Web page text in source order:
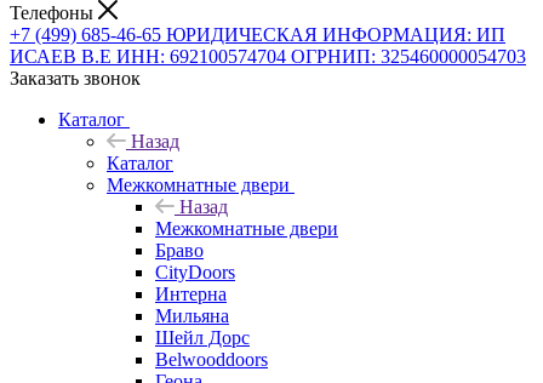
Телефоны
+7 (499) 685-46-65 ЮРИДИЧЕСКАЯ ИНФОРМАЦИЯ: ИП
ИСАЕВ В.Е ИНН: 692100574704 ОГРНИП: 325460000054703
Заказать звонок
Каталог
Назад
Каталог
Межкомнатные двери
Назад
Межкомнатные двери
Браво
CityDoors
Интерна
Мильяна
Шейл Дорс
Belwooddoors